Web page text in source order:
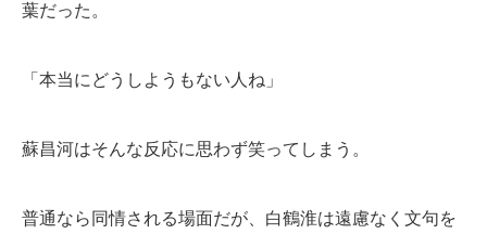
葉だった。
「本当にどうしようもない人ね」
蘇昌河はそんな反応に思わず笑ってしまう。
普通なら同情される場面だが、白鶴淮は遠慮なく文句を